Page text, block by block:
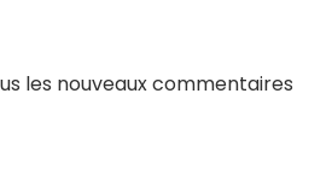
les nouveaux commentaires